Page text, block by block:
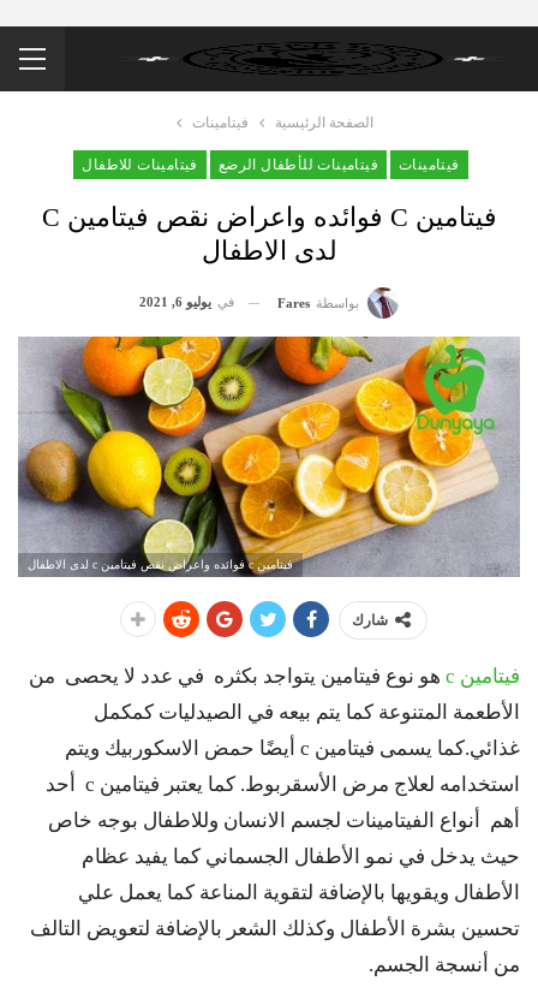
الصفحة الرئيسية فيتامينات
فيتامينات فيتامينات للأطفال الرضع فيتامينات للاطفال
فيتامين C فوائده واعراض نقص فيتامين C
لدى الاطفال
بواسطة Fares في يوليو 6, 2021
فيتامين c فوائده واعراض نقص فيتامين c لدى الاطفال
شارك
فيتامين c
هو نوع فيتامين يتواجد بكثره في عدد لا يحصى من
الأطعمة المتنوعة كما يتم بيعه في الصيدليات كمكمل
غذائي.كما يسمى فيتامين c أيضًا حمض الاسكوربيك ويتم
استخدامه لعلاج مرض الأسقربوط. كما يعتبر فيتامين c أحد
أهم أنواع الفيتامينات لجسم الانسان وللاطفال بوجه خاص
حيث يدخل في نمو الأطفال الجسماني كما يفيد عظام
الأطفال ويقويها بالإضافة لتقوية المناعة كما يعمل علي
تحسين بشرة الأطفال وكذلك الشعر بالإضافة لتعويض التالف
من أنسجة الجسم.